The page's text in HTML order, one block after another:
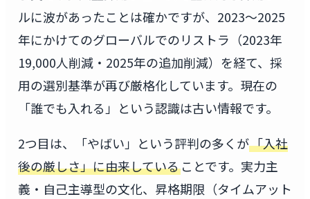
ルに波があったことは確かですが、2023〜2025
年にかけてのグローバルでのリストラ（2023年
19,000人削減・2025年の追加削減）を経て、採
用の選別基準が再び厳格化しています。現在の
「誰でも入れる」という認識は古い情報です。
2つ目は、「やばい」という評判の多くが「入社
後の厳しさ」に由来していることです。実力主
義・自己主導型の文化、昇格期限（タイムアット